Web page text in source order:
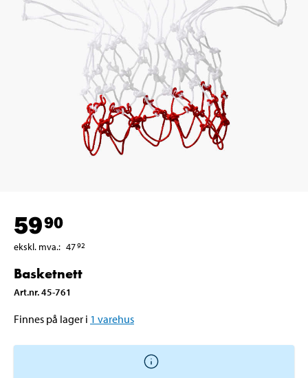
5990
ekskl. mva.: 4792
Basketnett
Art.nr.45-761
Finnes på lager i 1 varehus